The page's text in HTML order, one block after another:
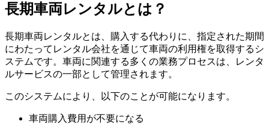
長期車両レンタルとは？
長期車両レンタルとは、購入する代わりに、指定された期間
にわたってレンタル会社を通じて車両の利用権を取得するシ
ステムです。車両に関連する多くの業務プロセスは、レンタ
ルサービスの一部として管理されます。
このシステムにより、以下のことが可能になります。
車両購入費用が不要になる